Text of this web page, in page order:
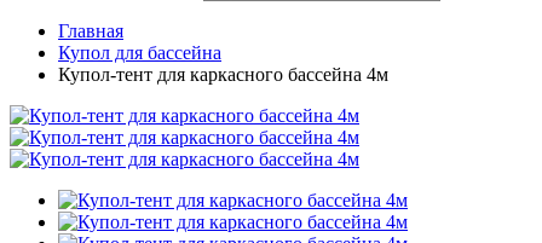
Главная
Купол для бассейна
Купол-тент для каркасного бассейна 4м